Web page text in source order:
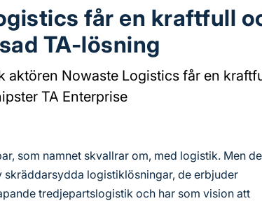
får en kraftfull
TA-lösning
aktören Nowaste Logistics får en
TA Enterprise
som namnet skvallrar om, med logistik. Men
skräddarsydda logistiklösningar, de erbjuder
tredjepartslogistik och har som vision att